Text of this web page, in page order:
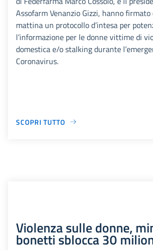
Assofarm Venanzio Gizzi, hanno
mattina un protocollo d’intesa per
l’informazione per le donne vittime di
domestica e/o stalking durante
Coronavirus.
SCOPRI TUTTO
Violenza sulle donne,
bonetti sblocca 30